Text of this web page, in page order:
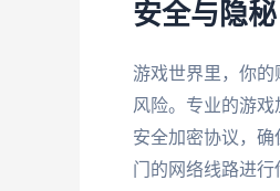
安全与隐
游戏世界里，你
风险。专业的游
安全加密协议，
门的网络线路进